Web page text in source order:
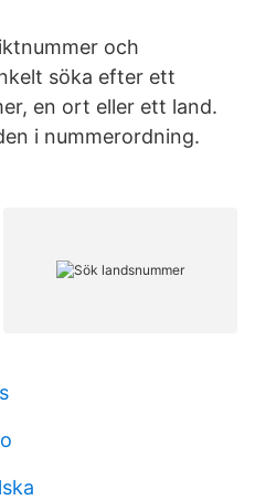
och
söka efter ett
en ort eller ett land.
i nummerordning.